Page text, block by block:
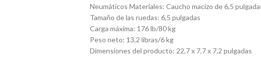
Neumáticos Materiales: Caucho macizo de 6,5
Tamaño de las ruedas: 6,5 pulgadas
Carga máxima: 176 lb/80 kg
Peso neto: 13,2 libras/6 kg
Dimensiones del producto: 22,7 x 7,7 x 7,2 pulgadas